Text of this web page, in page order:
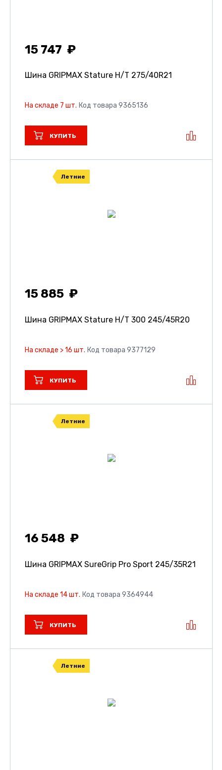
15 747
Шина GRIPMAX Stature H/T 275/40R21
На складе 7 шт. Код товара 9365136
КУПИТЬ
Летние
15 885
Шина GRIPMAX Stature H/T 300 245/45R20
На складе > 16 шт. Код товара 9377129
КУПИТЬ
Летние
16 548
Шина GRIPMAX SureGrip Pro Sport 245/35R21
На складе 14 шт. Код товара 9364944
КУПИТЬ
Летние